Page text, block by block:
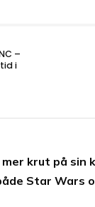
–
i
krut på sin
Star Wars